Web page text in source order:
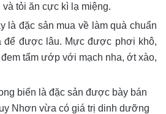
tỏi ăn cực kì lạ miệng.
là đặc sản mua về làm quà chuẩn
để được lâu. Mực được phơi khô,
tẩm ướp với mạch nha, ớt xào,
biển là đặc sản được bày bán
Nhơn vừa có giá trị dinh dưỡng